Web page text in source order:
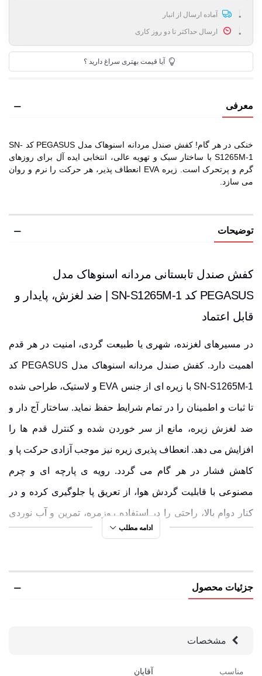
آماده ارسال از انبار
ارسال حداکثر تا دو روز کاری
آیا قیمت بهتری سراغ دارید ؟
معرفی
خنکی در هر گام! کفش صندل مردانه اسنوهاک مدل PEGASUS کد SN-
S1265M-1 با ساختار سبک و تهویه عالی، انتخابی ایده آل برای روزهای
گرم و پرتحرک است. زیره EVA انعطاف پذیر، هر حرکت را نرم و روان
می سازد.
توضیحات
کفش صندل تابستانی مردانه اسنوهاک مدل
PEGASUS کد SN-S1265M-1 | ضد لغزش، پایدار و
قابل اعتماد
در مسیرهای لغزنده، شهری یا طبیعت گردی، امنیت در هر قدم
اهمیت دارد. کفش صندل مردانه اسنوهاک مدل PEGASUS کد
SN-S1265M-1 با زیره ای از جنس EVA و لاستیک، طراحی شده
تا ثبات و اطمینان را در تمام شرایط حفظ نماید. ساختار آج دار و
ضد لغزش زیره، مانع از سر خوردن شده و کنترل قدم ها را
افزایش می دهد. انعطاف پذیری زیره نیز موجب آزادی حرکت پا و
کاهش فشار در هر گام می گردد. رویه ی پارچه ای و چرم
مصنوعی با قابلیت گردش هوا، از تعریق پا جلوگیری کرده و در
کنار دوام بالا، راحتی را در استفاده روزمره، تمرین و آب نوردی
کفش صندل سبک مردانه اسنوهاک مدل PEGASUS
زیره ی EVA و لاستیکی با قابلیت ارتجاعی، کاهش فشار
ادامه مطلب
جزئیات محصول
مشخصات
مناسب آقایان